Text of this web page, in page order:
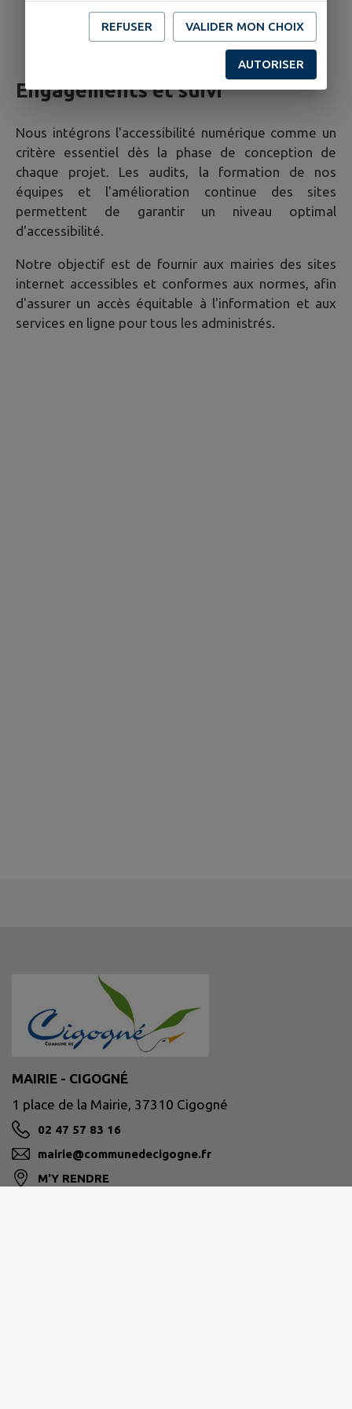
Intégration des retours d'expérience des
utilisateurs pour améliorer l'ergonomie et
Engagements et suivi
Nous intégrons l'accessibilité numérique comme un
critère essentiel dès la phase de conception de
chaque projet. Les audits, la formation de nos
équipes et l'amélioration continue des sites
permettent de garantir un niveau optimal
d'accessibilité.
Notre objectif est de fournir aux mairies des sites
internet accessibles et conformes aux normes, afin
d'assurer un accès équitable à l'information et aux
services en ligne pour tous les administrés.
MAIRIE - CIGOGNÉ
1 place de la Mairie, 37310 Cigogné
02 47 57 83 16
mairie@communedecigogne.fr
M'Y RENDRE
REFUSER VALIDER MON CHOIX
AUTORISER